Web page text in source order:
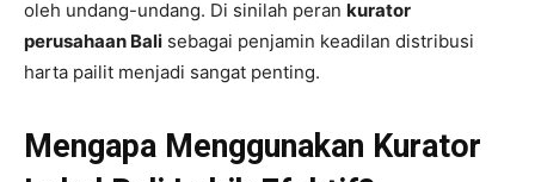
oleh undang-undang. Di sinilah peran kurator
perusahaan Bali sebagai penjamin keadilan distribusi
harta pailit menjadi sangat penting.
Mengapa Menggunakan Kurator